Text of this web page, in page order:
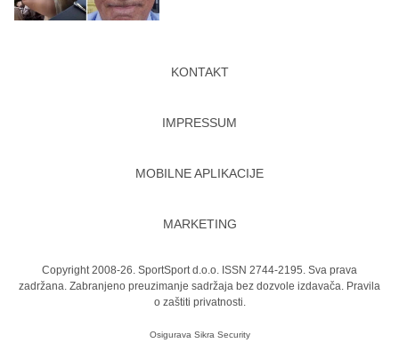
KONTAKT
IMPRESSUM
MOBILNE APLIKACIJE
MARKETING
Copyright 2008-26. SportSport d.o.o. ISSN 2744-2195. Sva prava
zadržana. Zabranjeno preuzimanje sadržaja bez dozvole izdavača. Pravila
o zaštiti privatnosti.
Osigurava Sikra Security